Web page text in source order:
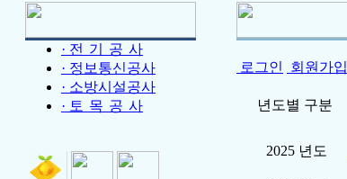
· 전 기 공 사
· 정보통신공사
· 소방시설공사
· 토 목 공 사
로그인 회원가입
년도별 구분
2025 년도